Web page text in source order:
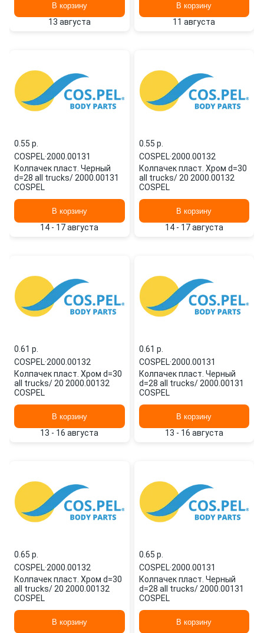
В корзину
13 августа
В корзину
11 августа
0.55 p.
COSPEL·2000.00131
Колпачек пласт. Черный
d=28 all trucks/ 2000.00131
COSPEL
В корзину
14 - 17 августа
0.55 p.
COSPEL·2000.00132
Колпачек пласт. Хром d=30
all trucks/ 20 2000.00132
COSPEL
В корзину
14 - 17 августа
0.61 p.
COSPEL·2000.00132
Колпачек пласт. Хром d=30
all trucks/ 20 2000.00132
COSPEL
В корзину
13 - 16 августа
0.61 p.
COSPEL·2000.00131
Колпачек пласт. Черный
d=28 all trucks/ 2000.00131
COSPEL
В корзину
13 - 16 августа
0.65 p.
COSPEL·2000.00132
Колпачек пласт. Хром d=30
all trucks/ 20 2000.00132
COSPEL
В корзину
0.65 p.
COSPEL·2000.00131
Колпачек пласт. Черный
d=28 all trucks/ 2000.00131
COSPEL
В корзину